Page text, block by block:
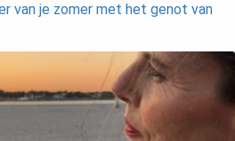
van je zomer met het genot van